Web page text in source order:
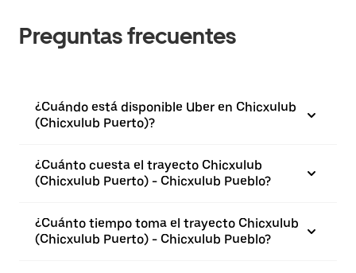
Preguntas frecuentes
¿Cuándo está disponible Uber en Chicxulub
(Chicxulub Puerto)?
¿Cuánto cuesta el trayecto Chicxulub
(Chicxulub Puerto) - Chicxulub Pueblo?
¿Cuánto tiempo toma el trayecto Chicxulub
(Chicxulub Puerto) - Chicxulub Pueblo?